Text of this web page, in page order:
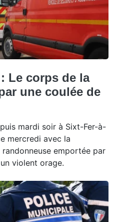
Le corps de la
une coulée de
mardi soir à Sixt-Fer-à-
mercredi avec la
emportée par
violent orage.